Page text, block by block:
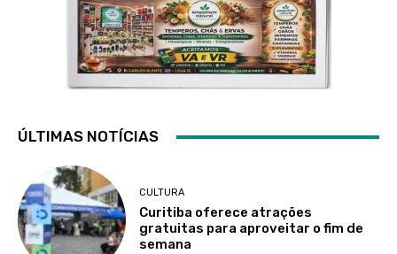
ÚLTIMAS NOTÍCIAS
CULTURA
Curitiba oferece atrações
gratuitas para aproveitar o fim de
semana